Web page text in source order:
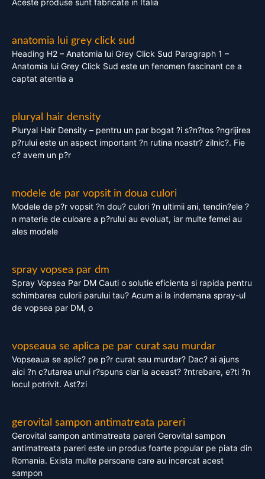
Aceste produse sunt fabricate in Italia
anatomia lui grey click sud
Heading H2 – Anatomia lui Grey Click Sud Paragraph 1 –
Anatomia lui Grey Click Sud este un fenomen fascinant ce a
captat atentia a
pluryal hair density
Pluryal Hair Density – pentru un par bogat ?i s?n?tos ?ngrijirea
p?rului este un aspect important ?n rutina noastr? zilnic?. Fie
c? avem un p?r
modele de par vopsit in doua culori
Modele de p?r vopsit ?n dou? culori ?n ultimii ani, tendin?ele ?
n materie de culoare a p?rului au evoluat, iar multe femei au
ales modele
spray vopsea par dm
Spray Vopsea Par DM Cauti o solutie eficienta si rapida pentru
schimbarea culorii parului tau? Acum ai la indemana spray-ul
de vopsea par DM, o
vopseaua se aplica pe par curat sau murdar
Vopseaua se aplic? pe p?r curat sau murdar? Dac? ai ajuns
aici ?n c?utarea unui r?spuns clar la aceast? ?ntrebare, e?ti ?n
locul potrivit. Ast?zi
gerovital sampon antimatreata pareri
Gerovital sampon antimatreata pareri Gerovital sampon
antimatreata pareri este un produs foarte popular pe piata din
Romania. Exista multe persoane care au incercat acest
sampon